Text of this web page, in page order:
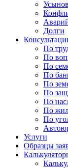
Долги
По
По
По
По
По
По
По
По
По
Услуги
Образцы